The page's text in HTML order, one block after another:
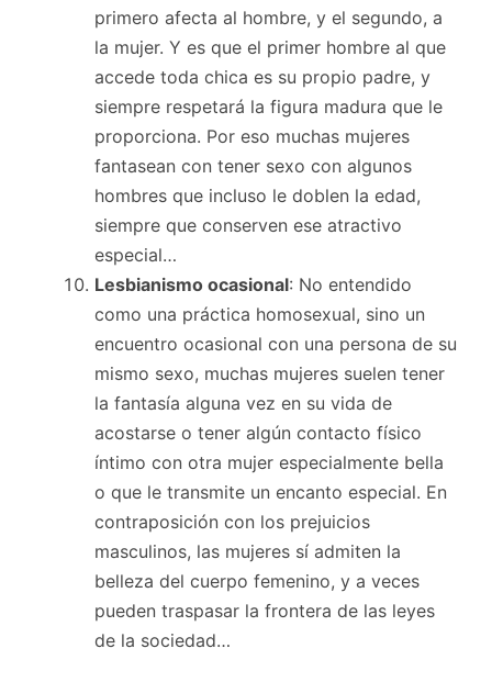
primero afecta al hombre, y el segundo, a
la mujer. Y es que el primer hombre al que
accede toda chica es su propio padre, y
siempre respetará la figura madura que le
proporciona. Por eso muchas mujeres
fantasean con tener sexo con algunos
hombres que incluso le doblen la edad,
siempre que conserven ese atractivo
especial…
Lesbianismo ocasional: No entendido
como una práctica homosexual, sino un
encuentro ocasional con una persona de su
mismo sexo, muchas mujeres suelen tener
la fantasía alguna vez en su vida de
acostarse o tener algún contacto físico
íntimo con otra mujer especialmente bella
o que le transmite un encanto especial. En
contraposición con los prejuicios
masculinos, las mujeres sí admiten la
belleza del cuerpo femenino, y a veces
pueden traspasar la frontera de las leyes
de la sociedad…